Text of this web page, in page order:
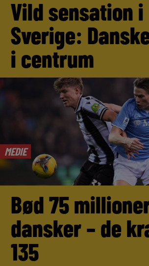
Vild sensation i
Sverige:
i centrum
MEDIE
Bød 75
dansker – de
135